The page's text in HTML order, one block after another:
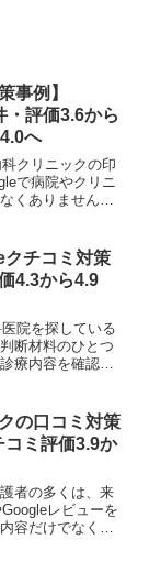
事例】
評価3.6から
へ
クリニックの印
で病院やクリニ
くありません。
決めるケース
チコミ対策
4.3から4.9
院を探している
断材料のひとつ
療内容を確認す
、クチコミマー
の口コミ対策
ミ評価3.9か
者の多くは、来
レビューを
容だけでなく、